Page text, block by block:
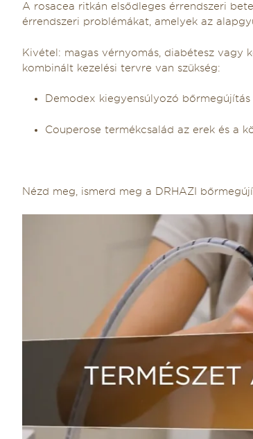
A rosacea ritkán elsődleges érrendszeri
érrendszeri problémákat, amelyek az
Kivétel: magas vérnyomás, diabétesz vagy
kombinált kezelési tervre van szükség:
Demodex kiegyensúlyozó bőrmegújítás
Couperose termékcsalád az erek és a
​Nézd meg, ismerd meg a DRHAZI